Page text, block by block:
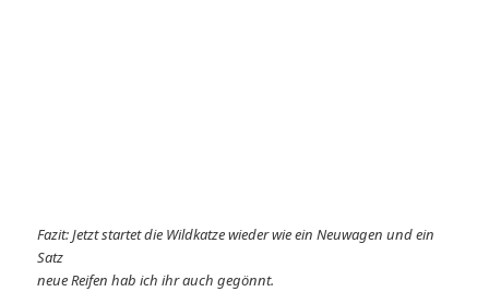
Fazit: Jetzt startet die Wildkatze wieder wie ein Neuwagen und ein
Satz
neue Reifen hab ich ihr auch gegönnt.